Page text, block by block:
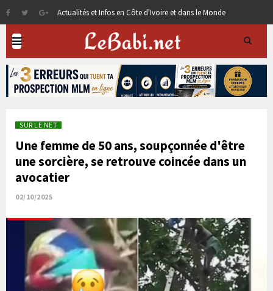
Actualités et Infos en Côte d'Ivoire et dans le Monde
SUR LE NET
Une femme de 50 ans, soupçonnée d'être
une sorcière, se retrouve coincée dans un
avocatier
02/10/2025